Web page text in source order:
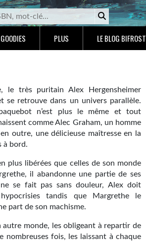
GOODIES PLUS LE BLOG BIFROST
le très puritain Alex Hergensheimer
se retrouve dans un univers parallèle.
n’est plus le même et tout
comme Alec Graham, un homme
outre, une délicieuse maîtresse en la
à bord.
plus libérées que celles de son monde
il abandonne une partie de ses
ne se fait pas sans douleur, Alex doit
tandis que Margrethe le
part de son machisme.
autre monde, les obligeant à repartir de
nombreuses fois, les laissant à chaque